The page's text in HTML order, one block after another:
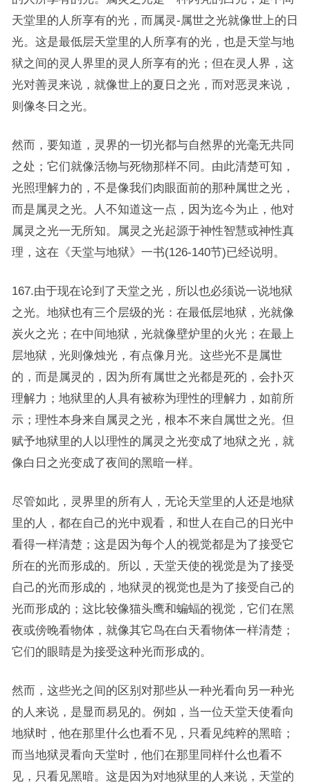
天堂里的人所享有的光，而属灵-属世之光就像世上的日
光。这是最低层天堂里的人所享有的光，也是天堂与地
狱之间的灵人界里的灵人所享有的光；但在灵人界，这
光对善灵来说，就像世上的夏日之光，而对恶灵来说，
则像冬日之光。
然而，要知道，灵界的一切光都与自然界的光毫无共同
之处；它们就像活物与死物那样不同。由此清楚可知，
光照理解力的，不是像我们肉眼面前的那种属世之光，
而是属灵之光。人不知道这一点，因为迄今为止，他对
属灵之光一无所知。属灵之光起源于神性智慧或神性真
理，这在《天堂与地狱》一书(126-140节)已经说明。
167.由于现在论到了天堂之光，所以也必须说一说地狱
之光。地狱也有三个层级的光：在最低层地狱，光就像
炭火之光；在中间地狱，光就像壁炉里的火光；在最上
层地狱，光则像烛光，有点像月光。这些光不是属世
的，而是属灵的，因为所有属世之光都是死的，会扑灭
理解力；地狱里的人具有被称为理性的理解力，如前所
示；理性本身来自属灵之光，根本不来自属世之光。但
赋予地狱里的人以理性的属灵之光变成了地狱之光，就
像白日之光变成了夜间的黑暗一样。
尽管如此，灵界里的所有人，无论天堂里的人还是地狱
里的人，都在自己的光中观看，和世人在自己的日光中
看得一样清楚；这是因为每个人的视觉都是为了接受它
所在的光而形成的。所以，天堂天使的视觉是为了接受
自己的光而形成的，地狱灵的视觉也是为了接受自己的
光而形成的；这比较像猫头鹰和蝙蝠的视觉，它们在黑
夜或傍晚看物体，就像其它鸟在白天看物体一样清楚；
它们的眼睛是为接受这种光而形成的。
然而，这些光之间的区别对那些从一种光看向另一种光
的人来说，是显而易见的。例如，当一位天堂天使看向
地狱时，他在那里什么也看不见，只看见纯粹的黑暗；
而当地狱灵看向天堂时，他们在那里同样什么也看不
见，只看见黑暗。这是因为对地狱里的人来说，天堂的